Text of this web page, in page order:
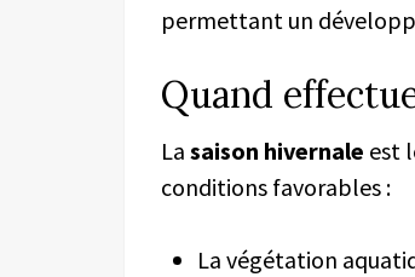
permettant un
Quand
La saison hivernale est
conditions favorables :
La végétation